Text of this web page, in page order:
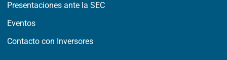
Presentaciones ante la SEC
Eventos
Contacto con Inversores